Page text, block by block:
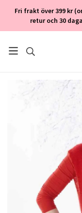
Fri frakt över 399 kr
retur och 30